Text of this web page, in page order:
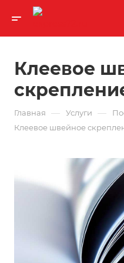
Клеевое
Главная — Услуги —
Клеевое швейное